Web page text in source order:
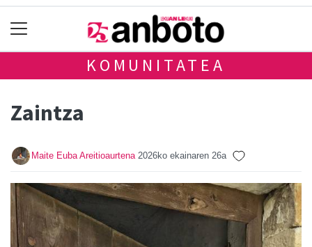
KOMUNITATEA
Zaintza
Maite Euba Areitioaurtena 2026ko ekainaren 26a